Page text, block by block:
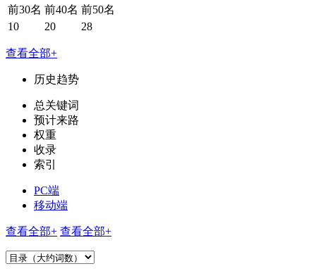
前30名 前40名 前50名
10
20 28
查看全部+
历史趋势
总关键词
预计来路
权重
收录
索引
PC端
移动端
查看全部+ 查看全部+